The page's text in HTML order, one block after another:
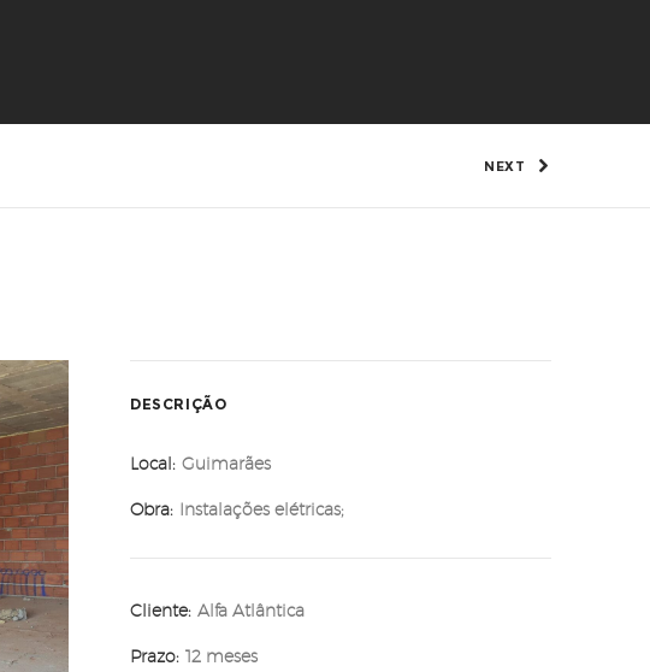
NEXT
DESCRIÇÃO
Local: Guimarães
Obra: Instalações elétricas;
Cliente: Alfa Atlântica
Prazo: 12 meses